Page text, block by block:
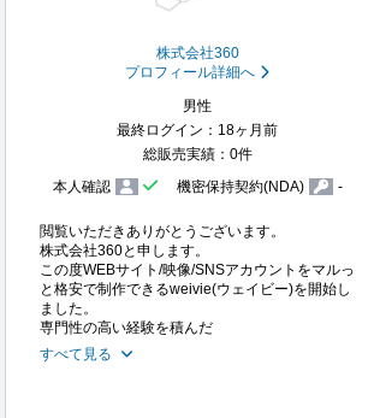
株式会社360
プロフィール詳細へ
男性
最終ログイン：18ヶ月前
総販売実績：0件
本人確認
機密保持契約(NDA) -
閲覧いただきありがとうございます。
株式会社360と申します。
この度WEBサイト/映像/SNSアカウントをマルっ
と格安で制作できるweivie(ウェイビー)を開始し
ました。
専門性の高い経験を積んだ
すべて見る